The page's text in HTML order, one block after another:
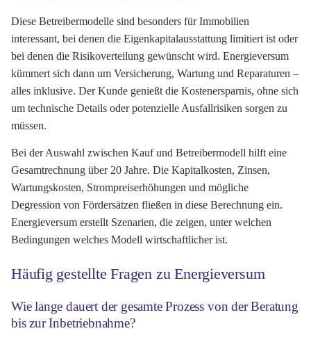
Diese Betreibermodelle sind besonders für Immobilien
interessant, bei denen die Eigenkapitalausstattung limitiert ist oder
bei denen die Risikoverteilung gewünscht wird. Energieversum
kümmert sich dann um Versicherung, Wartung und Reparaturen –
alles inklusive. Der Kunde genießt die Kostenersparnis, ohne sich
um technische Details oder potenzielle Ausfallrisiken sorgen zu
müssen.
Bei der Auswahl zwischen Kauf und Betreibermodell hilft eine
Gesamtrechnung über 20 Jahre. Die Kapitalkosten, Zinsen,
Wartungskosten, Strompreiserhöhungen und mögliche
Degression von Fördersätzen fließen in diese Berechnung ein.
Energieversum erstellt Szenarien, die zeigen, unter welchen
Bedingungen welches Modell wirtschaftlicher ist.
Häufig gestellte Fragen zu Energieversum
Wie lange dauert der gesamte Prozess von der Beratung
bis zur Inbetriebnahme?